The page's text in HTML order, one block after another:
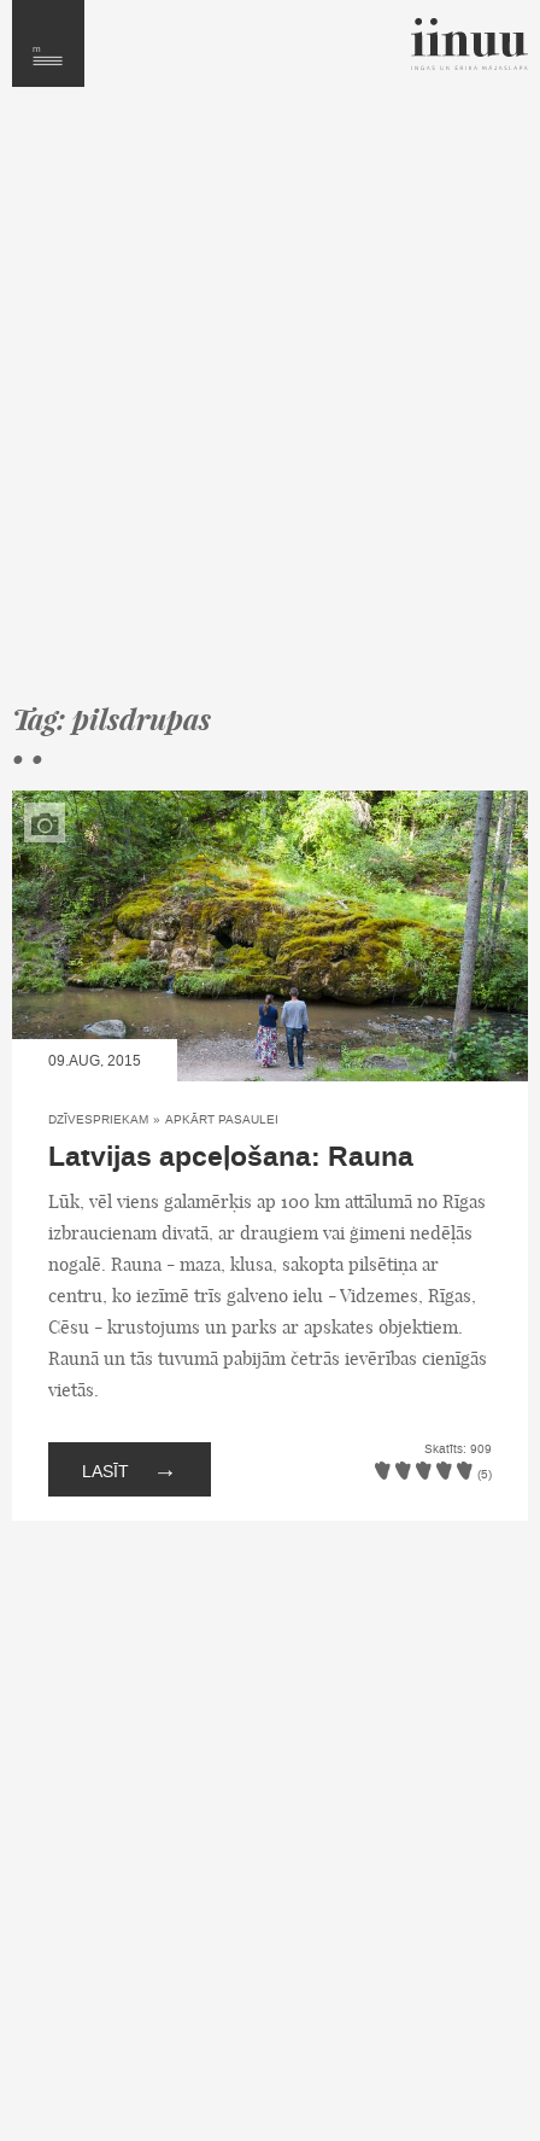
Tag: pilsdrupas
• •
09.AUG, 2015
DZĪVESPRIEKAM » APKĀRT PASAULEI
Latvijas apceļošana: Rauna
Lūk, vēl viens galamērķis ap 100 km attālumā no Rīgas
izbraucienam divatā, ar draugiem vai ģimeni nedēļās
nogalē. Rauna - maza, klusa, sakopta pilsētiņa ar
centru, ko iezīmē trīs galveno ielu - Vidzemes, Rīgas,
Cēsu - krustojums un parks ar apskates objektiem.
Raunā un tās tuvumā pabijām četrās ievērības cienīgās
vietās.
LASĪT →
Skatīts: 909
(5)